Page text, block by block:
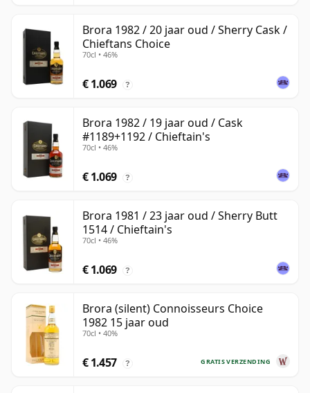
Brora 1982 / 20 jaar oud / Sherry Cask /
Chieftans Choice
70cl • 46%
€ 1.069 ?
Brora 1982 / 19 jaar oud / Cask
#1189+1192 / Chieftain's
70cl • 46%
€ 1.069 ?
Brora 1981 / 23 jaar oud / Sherry Butt
1514 / Chieftain's
70cl • 46%
€ 1.069 ?
Brora (silent) Connoisseurs Choice
1982 15 jaar oud
70cl • 40%
GRATIS VERZENDING
€ 1.457 ?